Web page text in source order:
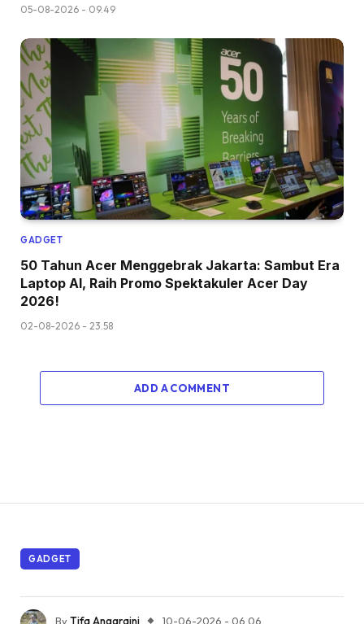
05-08-2026 - 09.49
GADGET
50 Tahun Acer Menggebrak Jakarta: Sambut Era
Laptop AI, Raih Promo Spektakuler Acer Day
2026!
02-08-2026 - 23.58
ADD A COMMENT
GADGET
ByTifa Anggraini 10-06-2026 - 06.06